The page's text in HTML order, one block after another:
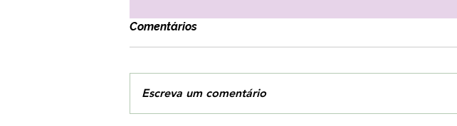
Comentários
Escreva um comentário